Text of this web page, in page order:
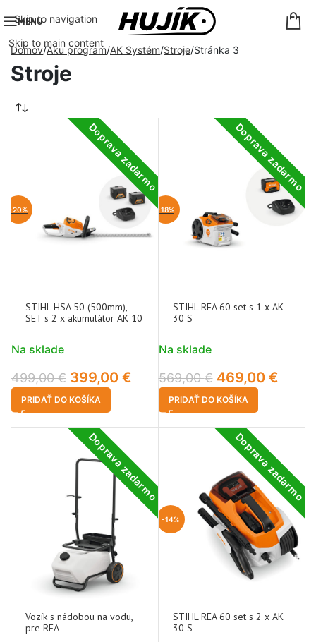
Skip to navigation
Skip to main content
MENU
Domov Aku program AK Systém Stroje Stránka 3
Stroje
Doprava zadarmo
-20%
STIHL HSA 50 (500mm),
SET s 2 x akumulátor AK 10
Na sklade
499,00€ 399,00 €
PRIDAŤ DO KOŠÍKA
Doprava zadarmo
-18%
STIHL REA 60 set s 1 x AK
30 S
Na sklade
569,00€ 469,00 €
PRIDAŤ DO KOŠÍKA
Doprava zadarmo
Vozík s nádobou na vodu,
pre REA
Doprava zadarmo
-14%
STIHL REA 60 set s 2 x AK
30 S